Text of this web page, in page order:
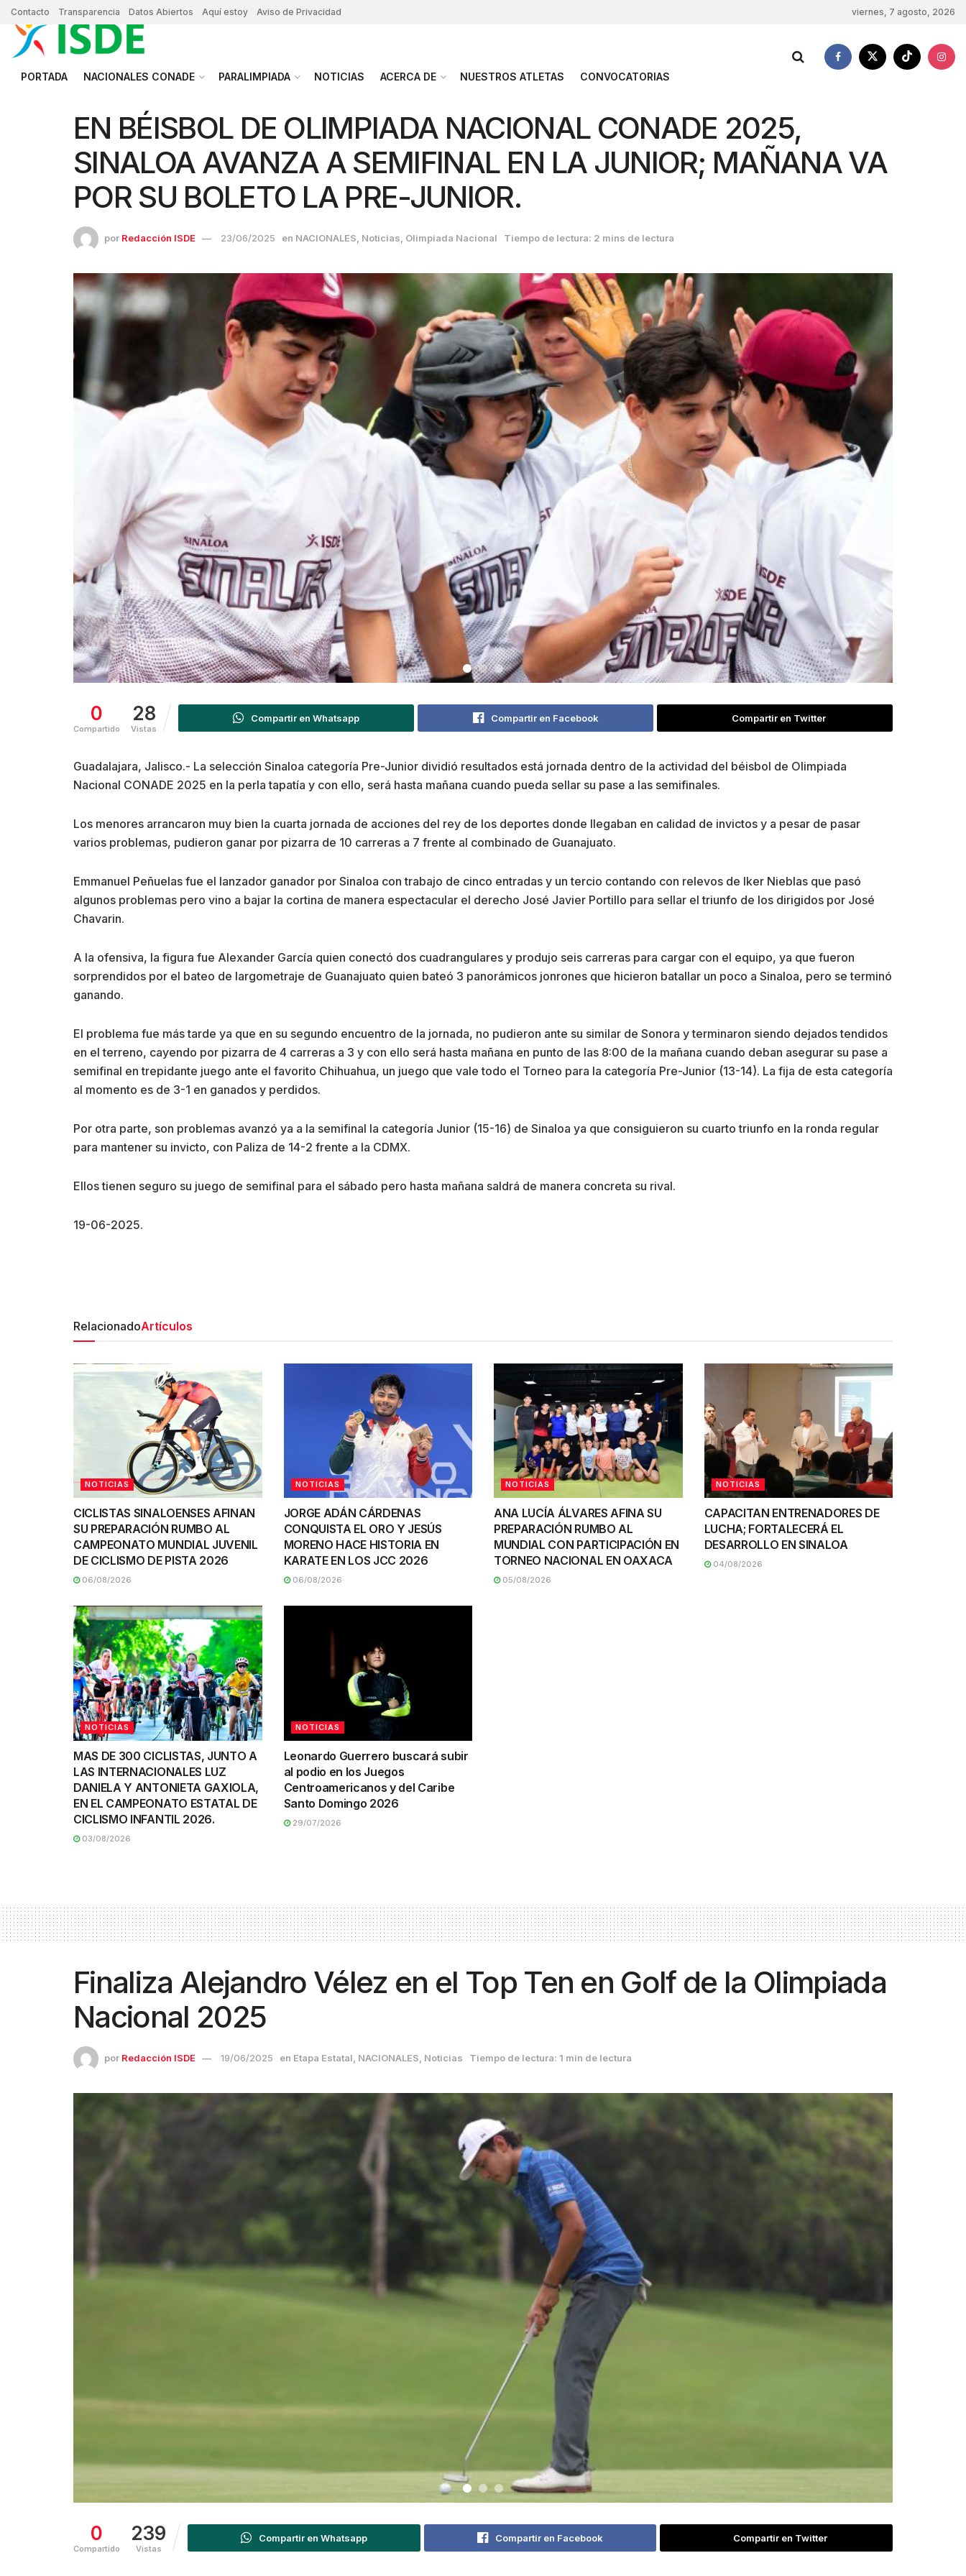
Contacto Transparencia Datos Abiertos Aquí estoy Aviso de Privacidad viernes, 7 agosto, 2026
PORTADA NACIONALES CONADE PARALIMPIADA NOTICIAS ACERCA DE NUESTROS ATLETAS CONVOCATORIAS
EN BÉISBOL DE OLIMPIADA NACIONAL CONADE 2025,
SINALOA AVANZA A SEMIFINAL EN LA JUNIOR; MAÑANA VA
POR SU BOLETO LA PRE-JUNIOR.
por Redacción ISDE 23/06/2025 en NACIONALES Noticias Olimpiada Nacional Tiempo de lectura: 2 mins de lectura
0
Compartido
28
Vistas
Compartir en Whatsapp Compartir en Facebook Compartir en Twitter
Guadalajara, Jalisco.- La selección Sinaloa categoría Pre-Junior dividió resultados está jornada dentro de la actividad del béisbol de Olimpiada
Nacional CONADE 2025 en la perla tapatía y con ello, será hasta mañana cuando pueda sellar su pase a las semifinales.
Los menores arrancaron muy bien la cuarta jornada de acciones del rey de los deportes donde llegaban en calidad de invictos y a pesar de pasar
varios problemas, pudieron ganar por pizarra de 10 carreras a 7 frente al combinado de Guanajuato.
Emmanuel Peñuelas fue el lanzador ganador por Sinaloa con trabajo de cinco entradas y un tercio contando con relevos de Iker Nieblas que pasó
algunos problemas pero vino a bajar la cortina de manera espectacular el derecho José Javier Portillo para sellar el triunfo de los dirigidos por José
Chavarin.
A la ofensiva, la figura fue Alexander García quien conectó dos cuadrangulares y produjo seis carreras para cargar con el equipo, ya que fueron
sorprendidos por el bateo de largometraje de Guanajuato quien bateó 3 panorámicos jonrones que hicieron batallar un poco a Sinaloa, pero se terminó
ganando.
El problema fue más tarde ya que en su segundo encuentro de la jornada, no pudieron ante su similar de Sonora y terminaron siendo dejados tendidos
en el terreno, cayendo por pizarra de 4 carreras a 3 y con ello será hasta mañana en punto de las 8:00 de la mañana cuando deban asegurar su pase a
semifinal en trepidante juego ante el favorito Chihuahua, un juego que vale todo el Torneo para la categoría Pre-Junior (13-14). La fija de esta categoría
al momento es de 3-1 en ganados y perdidos.
Por otra parte, son problemas avanzó ya a la semifinal la categoría Junior (15-16) de Sinaloa ya que consiguieron su cuarto triunfo en la ronda regular
para mantener su invicto, con Paliza de 14-2 frente a la CDMX.
Ellos tienen seguro su juego de semifinal para el sábado pero hasta mañana saldrá de manera concreta su rival.
19-06-2025.
RelacionadoArtículos
NOTICIAS
CICLISTAS SINALOENSES AFINAN
SU PREPARACIÓN RUMBO AL
CAMPEONATO MUNDIAL JUVENIL
DE CICLISMO DE PISTA 2026
06/08/2026
NOTICIAS
JORGE ADÁN CÁRDENAS
CONQUISTA EL ORO Y JESÚS
MORENO HACE HISTORIA EN
KARATE EN LOS JCC 2026
06/08/2026
NOTICIAS
ANA LUCÍA ÁLVARES AFINA SU
PREPARACIÓN RUMBO AL
MUNDIAL CON PARTICIPACIÓN EN
TORNEO NACIONAL EN OAXACA
05/08/2026
NOTICIAS
CAPACITAN ENTRENADORES DE
LUCHA; FORTALECERÁ EL
DESARROLLO EN SINALOA
04/08/2026
NOTICIAS
MAS DE 300 CICLISTAS, JUNTO A
LAS INTERNACIONALES LUZ
DANIELA Y ANTONIETA GAXIOLA,
EN EL CAMPEONATO ESTATAL DE
CICLISMO INFANTIL 2026.
03/08/2026
NOTICIAS
Leonardo Guerrero buscará subir
al podio en los Juegos
Centroamericanos y del Caribe
Santo Domingo 2026
29/07/2026
Finaliza Alejandro Vélez en el Top Ten en Golf de la Olimpiada
Nacional 2025
por Redacción ISDE 19/06/2025 en Etapa Estatal NACIONALES Noticias Tiempo de lectura: 1 min de lectura
0
Compartido
239
Vistas
Compartir en Whatsapp Compartir en Facebook Compartir en Twitter